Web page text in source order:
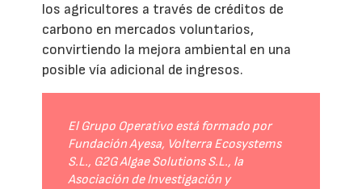
los agricultores a través de créditos de
carbono en mercados voluntarios,
convirtiendo la mejora ambiental en una
posible vía adicional de ingresos.
El Grupo Operativo está formado por
Fundación Ayesa, Volterra Ecosystems
S.L., G2G Algae Solutions S.L., la
Asociación de Investigación y